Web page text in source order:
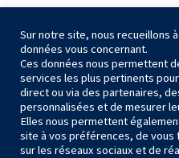
Sur notre site, nous recueillons
données vous concernant.
Ces données nous permettent
services les plus pertinents
direct ou via des partenaires,
personnalisées et de mesurer
Elles nous permettent
site à vos préférences, de
sur les réseaux sociaux et de